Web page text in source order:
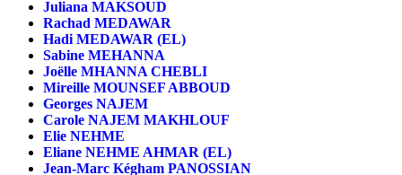
Juliana MAKSOUD
Rachad MEDAWAR
Hadi MEDAWAR (EL)
Sabine MEHANNA
Joëlle MHANNA CHEBLI
Mireille MOUNSEF ABBOUD
Georges NAJEM
Carole NAJEM MAKHLOUF
Elie NEHME
Eliane NEHME AHMAR (EL)
Jean-Marc Kégham PANOSSIAN